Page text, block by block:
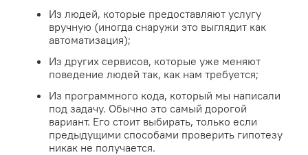
Из людей, которые предоставляют услугу
вручную (иногда снаружи это выглядит как
автоматизация);
Из других сервисов, которые уже меняют
поведение людей так, как нам требуется;
Из программного кода, который мы написали
под задачу. Обычно это самый дорогой
вариант. Его стоит выбирать, только если
предыдущими способами проверить гипотезу
никак не получается.